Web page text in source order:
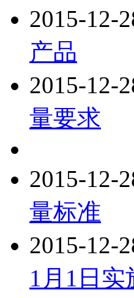
2015-12-
产品
2015-12-
量要求
2015-12-
量标准
2015-12-
1月1日实